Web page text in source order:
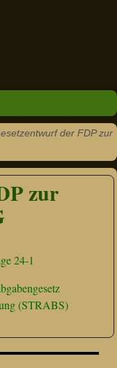
der FDP zur
zur
24-1
(STRABS)